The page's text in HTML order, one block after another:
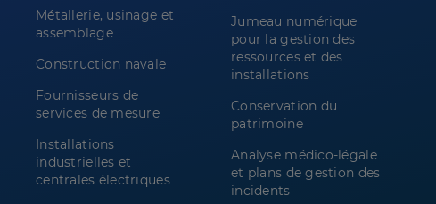
Métallerie, usinage et
assemblage
Construction navale
Fournisseurs de
services de mesure
Installations
industrielles et
centrales électriques
Jumeau numérique
pour la gestion des
ressources et des
installations
Conservation du
patrimoine
Analyse médico-légale
et plans de gestion des
incidents